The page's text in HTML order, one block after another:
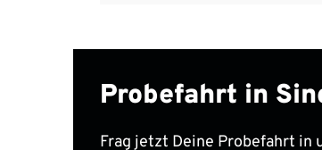
Probefahrt in
Frag jetzt Deine Probefahrt in